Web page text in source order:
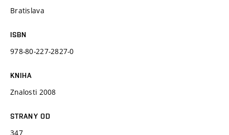
Bratislava
ISBN
978-80-227-2827-0
KNIHA
Znalosti 2008
STRANY OD
347